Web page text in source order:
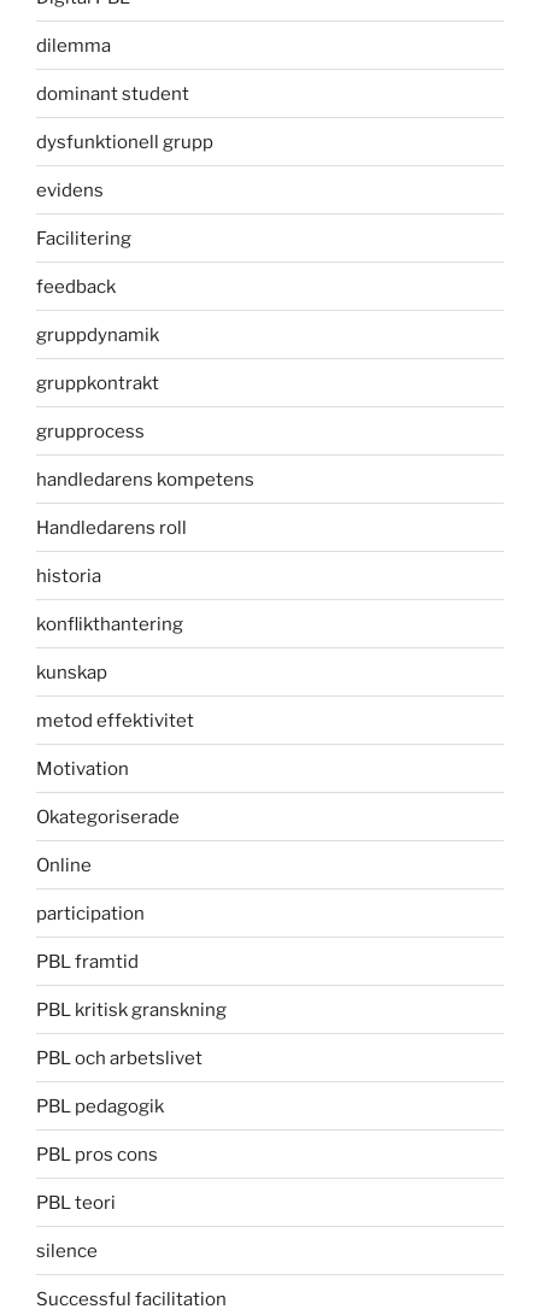
dilemma
dominant student
dysfunktionell grupp
evidens
Facilitering
feedback
gruppdynamik
gruppkontrakt
grupprocess
handledarens kompetens
Handledarens roll
historia
konflikthantering
kunskap
metod effektivitet
Motivation
Okategoriserade
Online
participation
PBL framtid
PBL kritisk granskning
PBL och arbetslivet
PBL pedagogik
PBL pros cons
PBL teori
silence
Successful facilitation